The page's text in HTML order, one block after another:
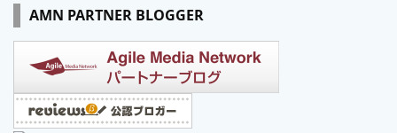
AMN PARTNER BLOGGER